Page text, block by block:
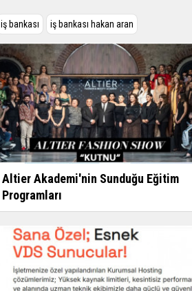
iş bankası iş bankası hakan aran
Altier Akademi'nin Sunduğu Eğitim
Programları